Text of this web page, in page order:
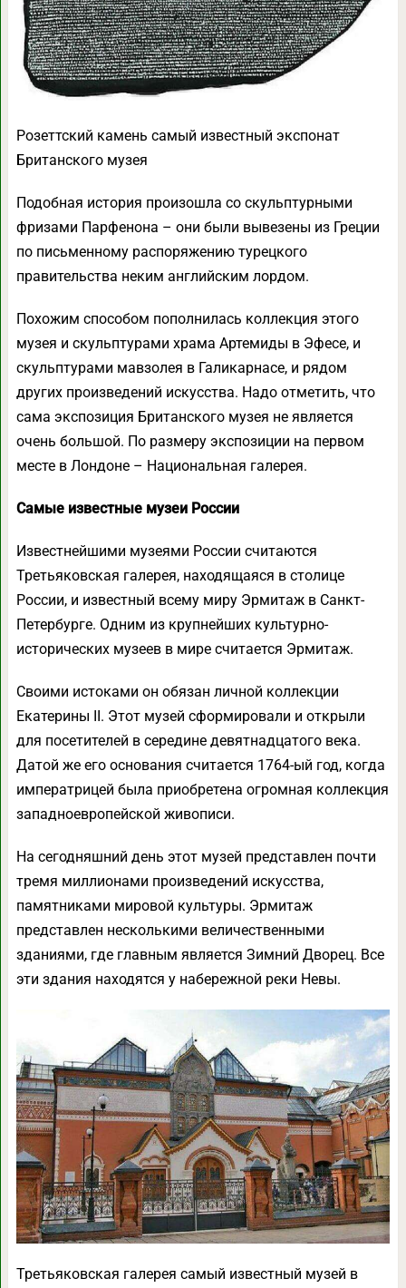
Розеттский камень самый известный экспонат
Британского музея
Подобная история произошла со скульптурными
фризами Парфенона – они были вывезены из Греции
по письменному распоряжению турецкого
правительства неким английским лордом.
Похожим способом пополнилась коллекция этого
музея и скульптурами храма Артемиды в Эфесе, и
скульптурами мавзолея в Галикарнасе, и рядом
других произведений искусства. Надо отметить, что
сама экспозиция Британского музея не является
очень большой. По размеру экспозиции на первом
месте в Лондоне – Национальная галерея.
Самые известные музеи России
Известнейшими музеями России считаются
Третьяковская галерея, находящаяся в столице
России, и известный всему миру Эрмитаж в Санкт-
Петербурге. Одним из крупнейших культурно-
исторических музеев в мире считается Эрмитаж.
Своими истоками он обязан личной коллекции
Екатерины II. Этот музей сформировали и открыли
для посетителей в середине девятнадцатого века.
Датой же его основания считается 1764-ый год, когда
императрицей была приобретена огромная коллекция
западноевропейской живописи.
На сегодняшний день этот музей представлен почти
тремя миллионами произведений искусства,
памятниками мировой культуры. Эрмитаж
представлен несколькими величественными
зданиями, где главным является Зимний Дворец. Все
эти здания находятся у набережной реки Невы.
Третьяковская галерея самый известный музей в